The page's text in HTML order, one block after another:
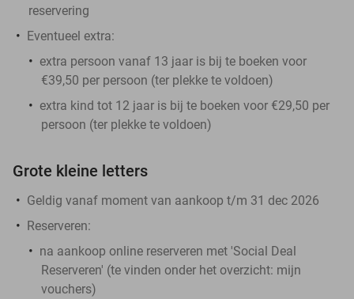
reservering
Eventueel extra:
extra persoon vanaf 13 jaar is bij te boeken voor
€39,50 per persoon (ter plekke te voldoen)
extra kind tot 12 jaar is bij te boeken voor €29,50 per
persoon (ter plekke te voldoen)
Grote kleine letters
Geldig vanaf moment van aankoop t/m 31 dec 2026
Reserveren:
na aankoop online reserveren met 'Social Deal
Reserveren' (te vinden onder het overzicht: mijn
vouchers)